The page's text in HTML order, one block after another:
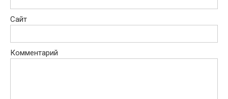
Сайт
Комментарий